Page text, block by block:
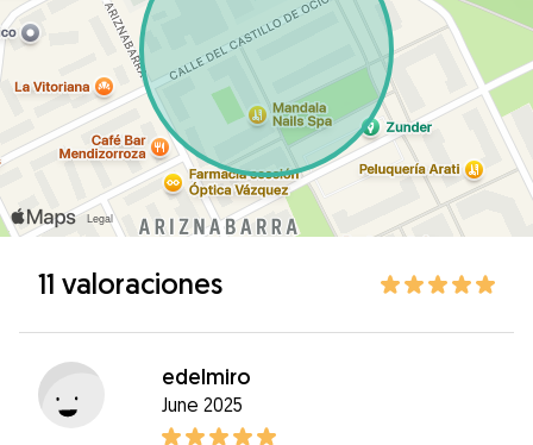
11 valoraciones
edelmiro
June 2025